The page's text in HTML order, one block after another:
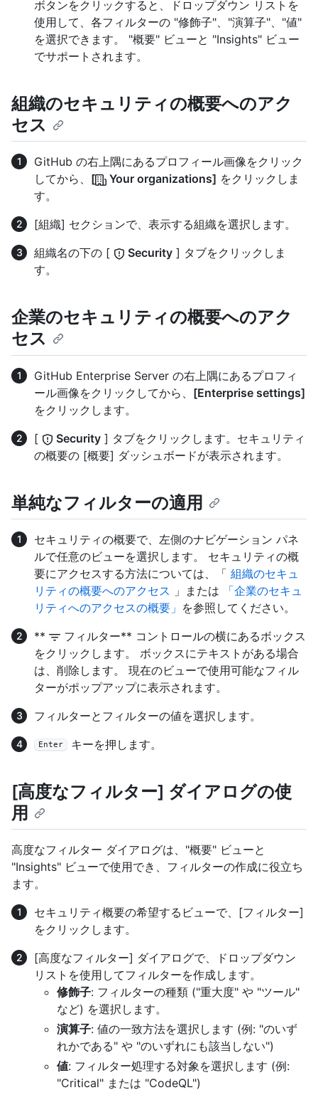
ボタンをクリックすると、ドロップダウン リストを
使用して、各フィルターの "修飾子"、"演算子"、"値"
を選択できます。 "概要" ビューと "Insights" ビュー
でサポートされます。
組織のセキュリティの概要へのアク
セス
GitHub の右上隅にあるプロフィール画像をクリック
してから、 [ Your organizations] をクリックしま
す。
[組織] セクションで、表示する組織を選択します。
組織名の下の [
Security ] タブをクリックしま
す。
企業のセキュリティの概要へのアク
セス
GitHub Enterprise Server の右上隅にあるプロフィ
ール画像をクリックしてから、 [Enterprise settings]
をクリックします。
[
Security ] タブをクリックします。セキュリティ
の概要の [概要] ダッシュボードが表示されます。
単純なフィルターの適用
セキュリティの概要で、左側のナビゲーション パネ
ルで任意のビューを選択します。 セキュリティの概
要にアクセスする方法については、「 組織のセキュ
リティの概要へのアクセス 」または
「企業のセキュ
リティへのアクセスの概要」 を参照してください。
**
フィルター** コントロールの横にあるボックス
をクリックします。 ボックスにテキストがある場合
は、削除します。 現在のビューで使用可能なフィル
ターがポップアップに表示されます。
フィルターとフィルターの値を選択します。
Enter キーを押します。
[高度なフィルター] ダイアログの使
用
高度なフィルター ダイアログは、"概要" ビューと
"Insights" ビューで使用でき、フィルターの作成に役立ち
ます。
セキュリティ概要の希望するビューで、[フィルター]
をクリックします。
[高度なフィルター] ダイアログで、ドロップダウン
リストを使用してフィルターを作成します。
修飾子: フィルターの種類 ("重大度" や "ツール"
など) を選択します。
演算子: 値の一致方法を選択します (例: "のいず
れかである" や "のいずれにも該当しない")
値: フィルター処理する対象を選択します (例:
"Critical" または "CodeQL")